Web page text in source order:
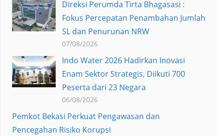
Direksi Perumda Tirta Bhagasasi :
Fokus Percepatan Penambahan Jumlah
SL dan Penurunan NRW
07/08/2026
Indo Water 2026 Hadirkan Inovasi
Enam Sektor Strategis, Diikuti 700
Peserta dari 23 Negara
06/08/2026
Pemkot Bekasi Perkuat Pengawasan dan
Pencegahan Risiko Korupsi